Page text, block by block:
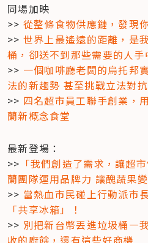
同場加映
>> 從整條食物供應鏈，發現
>> 世界上最遙遠的距離，是
桶，卻送不到那些需要的人手
>> 一個咖啡廳老闆的烏托邦
法的新趨勢 甚至挑戰立法對抗
>> 四名超市員工聯手創業，
蘭新概念食堂
最新登場：
>> 「我們創造了需求，讓超
蘭團隊運用品牌力 讓醜蔬果
>> 當熱血市民碰上行動派市
「共享冰箱」！
>> 別把新台幣丟進垃圾桶—
收的廚餘，還有這些好商機